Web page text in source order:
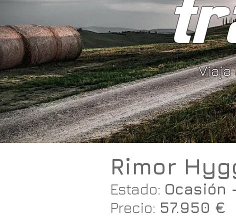
Rimor
Estado: Ocasión
Precio: 57.950 €